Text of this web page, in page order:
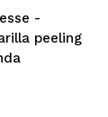
-
peeling